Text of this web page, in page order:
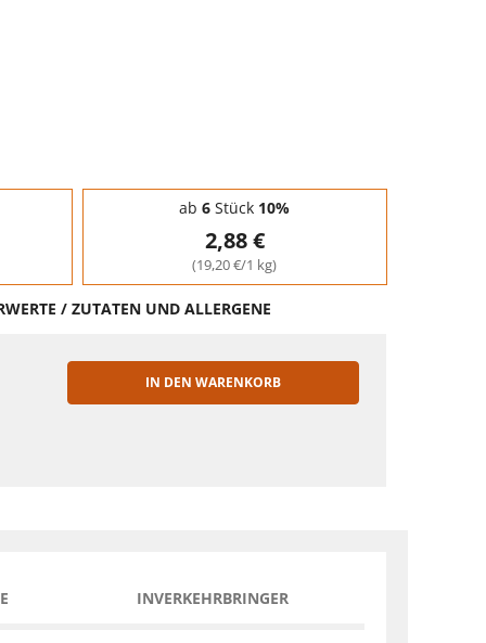
ab 6 Stück 10%
2,88 €
(19,20 €/1 kg)
/ ZUTATEN UND ALLERGENE
IN DEN WARENKORB
INVERKEHRBRINGER